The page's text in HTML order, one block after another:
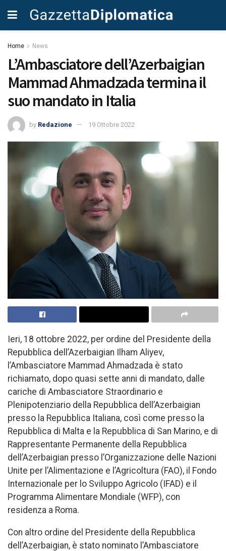
Home News
L’Ambasciatore dell’Azerbaigian
Mammad Ahmadzada termina il
suo mandato in Italia
by Redazione 19 Ottobre 2022
Ieri, 18 ottobre 2022, per ordine del Presidente della
Repubblica dell’Azerbaigian Ilham Aliyev,
l’Ambasciatore Mammad Ahmadzada è stato
richiamato, dopo quasi sette anni di mandato, dalle
cariche di Ambasciatore Straordinario e
Plenipotenziario della Repubblica dell’Azerbaigian
presso la Repubblica Italiana, così come presso la
Repubblica di Malta e la Repubblica di San Marino, e di
Rappresentante Permanente della Repubblica
dell’Azerbaigian presso l’Organizzazione delle Nazioni
Unite per l’Alimentazione e l’Agricoltura (FAO), il Fondo
Internazionale per lo Sviluppo Agricolo (IFAD) e il
Programma Alimentare Mondiale (WFP), con
residenza a Roma.
Con altro ordine del Presidente della Repubblica
dell’Azerbaigian, è stato nominato l’Ambasciatore